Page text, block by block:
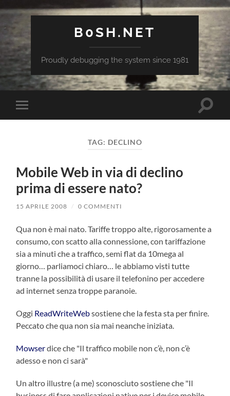
B0SH.NET
Proudly debugging the system since 1981
Attiva/disattiva
il
TAG: DECLINO
Mobile Web in via di declino
prima di essere nato?
15 APRILE 2008 / 0 COMMENTI
Qua non è mai nato. Tariffe troppo alte, rigorosamente a
consumo, con scatto alla connessione, con tariffazione
sia a minuti che a traffico, semi flat da 10mega al
giorno… parliamoci chiaro… le abbiamo visti tutte
tranne la possibilità di usare il telefonino per accedere
ad internet senza troppe paranoie.
Oggi ReadWriteWebsostiene che la festa sta per finire.
Peccato che qua non sia mai neanche iniziata.
Mowserdice che "Il traffico mobile non c’è, non c’è
adesso e non ci sarà"
Un altro illustre (a me) sconosciuto sostiene che "Il